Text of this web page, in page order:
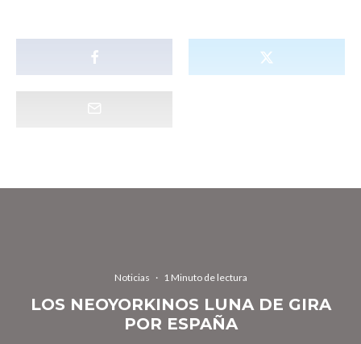
Noticias · 1 Minuto de lectura
LOS NEOYORKINOS LUNA DE GIRA
POR ESPAÑA